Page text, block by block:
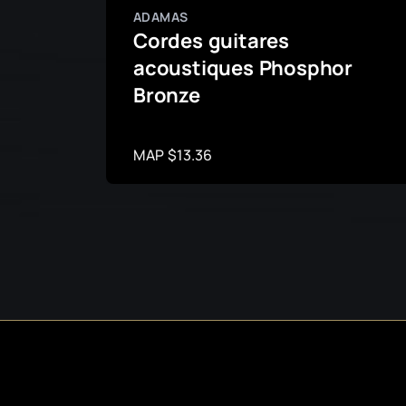
ADAMAS
Cordes guitares
acoustiques Phosphor
Bronze
MAP $13.36